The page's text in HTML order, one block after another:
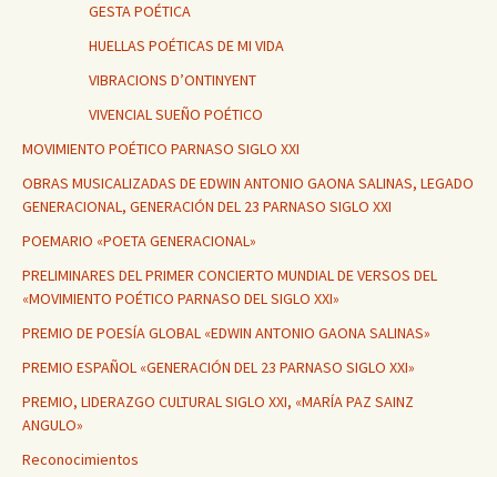
GESTA POÉTICA
HUELLAS POÉTICAS DE MI VIDA
VIBRACIONS D’ONTINYENT
VIVENCIAL SUEÑO POÉTICO
MOVIMIENTO POÉTICO PARNASO SIGLO XXI
OBRAS MUSICALIZADAS DE EDWIN ANTONIO GAONA SALINAS, LEGADO
GENERACIONAL, GENERACIÓN DEL 23 PARNASO SIGLO XXI
POEMARIO «POETA GENERACIONAL»
PRELIMINARES DEL PRIMER CONCIERTO MUNDIAL DE VERSOS DEL
«MOVIMIENTO POÉTICO PARNASO DEL SIGLO XXI»
PREMIO DE POESÍA GLOBAL «EDWIN ANTONIO GAONA SALINAS»
PREMIO ESPAÑOL «GENERACIÓN DEL 23 PARNASO SIGLO XXI»
PREMIO, LIDERAZGO CULTURAL SIGLO XXI, «MARÍA PAZ SAINZ
ANGULO»
Reconocimientos